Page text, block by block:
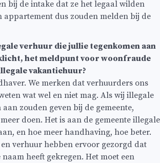
bij de intake dat ze het legaal wilden
appartement dus zouden melden bij de
verhuur die jullie tegenkomen aan
het meldpunt voor woonfraude
vakantiehuur?
We merken dat verhuurders ons
wat wel en niet mag. Als wij illegale
zouden geven bij de gemeente,
doen. Het is aan de gemeente illegale
en hoe meer handhaving, hoe beter.
verhuur hebben ervoor gezorgd dat
heeft gekregen. Het moet een